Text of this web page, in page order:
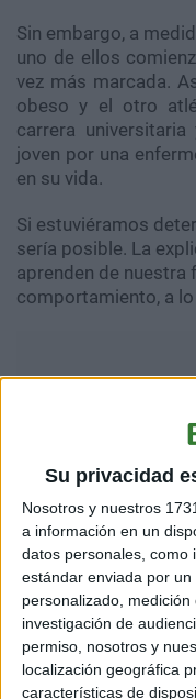
Su privacidad
Nosotros y nuestros 1731
a información en un
datos personales, como
estándar enviada por
personalizado, medición
investigación de
permiso, nosotros y
localización geográfica
características de
Sin embargo, a
uno de ellos
vez más marcada.
obeso y el otro
carrera
joven por una
en su vida.
Si estuviéramos
sería posible. La
aprenden de nuestra
comportamiento, a
Entonces,
nuestros genes
nuestra vida.